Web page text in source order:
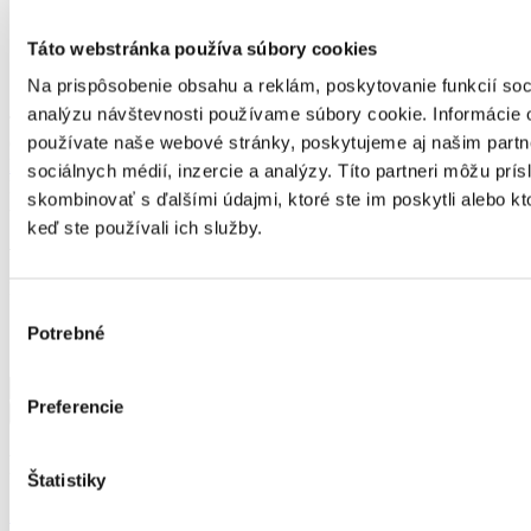
Táto webstránka používa súbory cookies
Na prispôsobenie obsahu a reklám, poskytovanie funkcií
analýzu návštevnosti používame súbory cookie. Informácie
používate naše webové stránky, poskytujeme aj našim
sociálnych médií, inzercie a analýzy. Títo partneri môžu
skombinovať s ďalšími údajmi, ktoré ste im poskytli alebo
keď ste používali ich služby.
súhlasu
Potrebné
Preferencie
Štatistiky
Dámska móda
Topy
Top dámsky - Marc Aurel
Top dámsky - Marc Aurel
Číslo artiklu: 12010439 Číslo výrobcu:6172 1000 93144 Výrobca:
Marc Aurel
čierna
-70 %
Top
Marc
Aurel
Pridať do košíka
Podobné produkty